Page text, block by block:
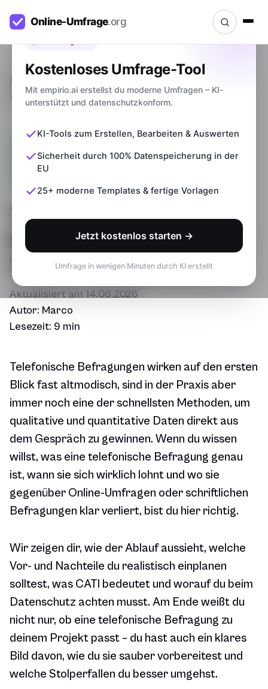
Kostenloses Umfrage-Tool
Mit empirio.ai erstellst du moderne Umfragen – KI-
unterstützt und datenschutzkonform.
KI-Tools zum Erstellen, Bearbeiten & Auswerten
Sicherheit durch 100% Datenspeicherung in der
EU
25+ moderne Templates & fertige Vorlagen
Jetzt kostenlos starten →
Umfrage in wenigen Minuten durch KI erstellt
Vorteile & Nachteile
Telefonische
Befragungen: Definition,
Vorteile & Nachteile
Aktualisiert am 14.06.2026
Autor: Marco
Lesezeit: 9 min
Telefonische Befragungen wirken auf den ersten
Blick fast altmodisch, sind in der Praxis aber
immer noch eine der schnellsten Methoden, um
qualitative und quantitative Daten direkt aus
dem Gespräch zu gewinnen. Wenn du wissen
willst, was eine telefonische Befragung genau
ist, wann sie sich wirklich lohnt und wo sie
gegenüber Online-Umfragen oder schriftlichen
Befragungen klar verliert, bist du hier richtig.
Wir zeigen dir, wie der Ablauf aussieht, welche
Vor- und Nachteile du realistisch einplanen
solltest, was CATI bedeutet und worauf du beim
Datenschutz achten musst. Am Ende weißt du
nicht nur, ob eine telefonische Befragung zu
deinem Projekt passt – du hast auch ein klares
Bild davon, wie du sie sauber vorbereitest und
welche Stolperfallen du besser umgehst.